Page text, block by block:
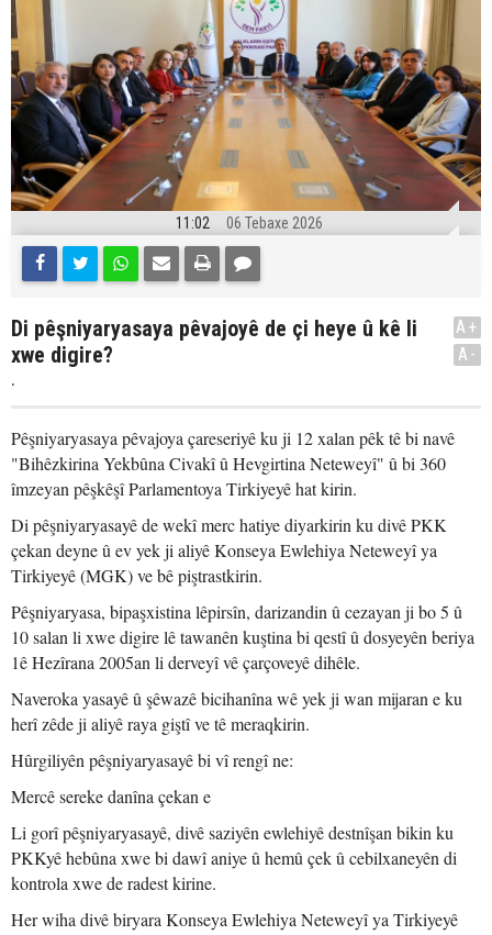
11:02 06 Tebaxe 2026
Di pêşniyaryasaya pêvajoyê de çi heye û kê li
xwe digire?
.
A+
A-
Pêşniyaryasaya pêvajoya çareseriyê ku ji 12 xalan pêk tê bi navê
"Bihêzkirina Yekbûna Civakî û Hevgirtina Neteweyî" û bi 360
îmzeyan pêşkêşî Parlamentoya Tirkiyeyê hat kirin.
Di pêşniyaryasayê de wekî merc hatiye diyarkirin ku divê PKK
çekan deyne û ev yek ji aliyê Konseya Ewlehiya Neteweyî ya
Tirkiyeyê (MGK) ve bê piştrastkirin.
Pêşniyaryasa, bipaşxistina lêpirsîn, darizandin û cezayan ji bo 5 û
10 salan li xwe digire lê tawanên kuştina bi qestî û dosyeyên beriya
1ê Hezîrana 2005an li derveyî vê çarçoveyê dihêle.
Naveroka yasayê û şêwazê bicihanîna wê yek ji wan mijaran e ku
herî zêde ji aliyê raya giştî ve tê meraqkirin.
Hûrgiliyên pêşniyaryasayê bi vî rengî ne:
Mercê sereke danîna çekan e
Li gorî pêşniyaryasayê, divê saziyên ewlehiyê destnîşan bikin ku
PKKyê hebûna xwe bi dawî aniye û hemû çek û cebilxaneyên di
kontrola xwe de radest kirine.
Her wiha divê biryara Konseya Ewlehiya Neteweyî ya Tirkiyeyê